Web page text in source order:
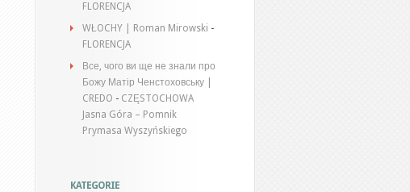
FLORENCJA
WŁOCHY | Roman Mirowski -
FLORENCJA
Все, чого ви ще не знали про
Божу Матір Ченстоховську |
CREDO - CZĘSTOCHOWA
Jasna Góra – Pomnik
Prymasa Wyszyńskiego
KATEGORIE